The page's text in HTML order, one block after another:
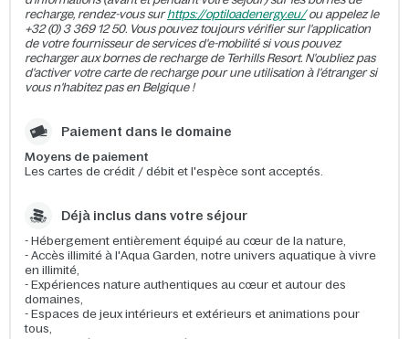
recharge, rendez-vous surhttps://optiloadenergy.eu/ou appelez le
+32 (0) 3 369 12 50. Vous pouvez toujours vérifier sur l'application
de votre fournisseur de services d'e-mobilité si vous pouvez
recharger aux bornes de recharge de Terhills Resort. N'oubliez pas
d'activer votre carte de recharge pour une utilisation à l'étranger si
vous n'habitez pas en Belgique !
Paiement dans le domaine
Moyens de paiement
Les cartes de crédit / débit et l'espèce sont acceptés.
Déjà inclus dans votre séjour
- Hébergement entièrement équipé au cœur de la nature,
- Accès illimité à l'Aqua Garden, notre univers aquatique à vivre
en illimité,
- Expériences nature authentiques au cœur et autour des
domaines,
- Espaces de jeux intérieurs et extérieurs et animations pour
tous,